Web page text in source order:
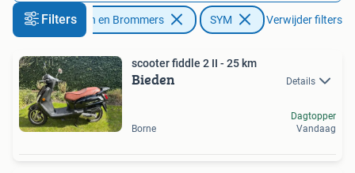
FiltersFietsen en Brommers SYM Verwijder filters
scooter fiddle 2 II - 25 km
Bieden Details
Borne
Dagtopper
Vandaag